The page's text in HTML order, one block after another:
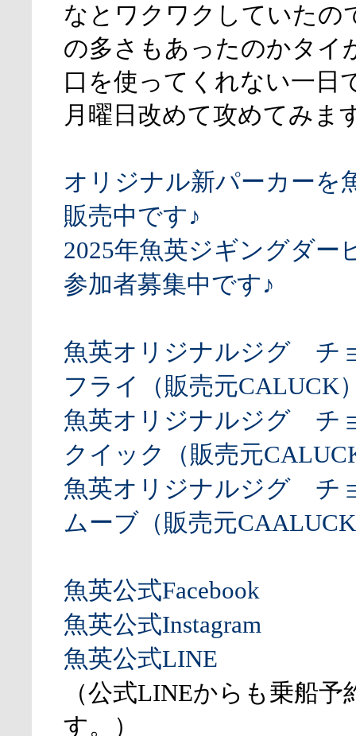
なとワクワクしていたの
の多さもあったのかタイ
口を使ってくれない一日
月曜日改めて攻めてみま
オリジナル新パーカーを
販売中です♪
2025年魚英ジギングダー
参加者募集中です♪
魚英オリジナルジグ チ
フライ（販売元CALUCK
魚英オリジナルジグ チ
クイック（販売元
魚英オリジナルジグ チ
ムーブ（販売元
魚英公式Facebook
魚英公式Instagram
魚英公式LINE
（公式LINEからも乗船予
す。）